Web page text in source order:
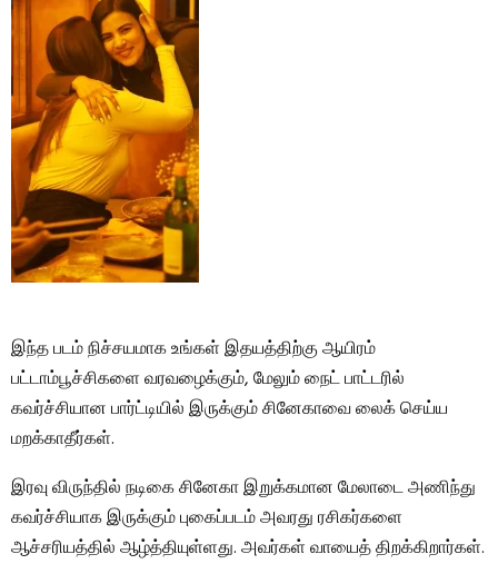
இந்த படம் நிச்சயமாக உங்கள் இதயத்திற்கு ஆயிரம்
பட்டாம்பூச்சிகளை வரவழைக்கும், மேலும் நைட் பாட்டரில்
கவர்ச்சியான பார்ட்டியில் இருக்கும் சினேகாவை லைக் செய்ய
மறக்காதீர்கள்.
இரவு விருந்தில் நடிகை சினேகா இறுக்கமான மேலாடை அணிந்து
கவர்ச்சியாக இருக்கும் புகைப்படம் அவரது ரசிகர்களை
ஆச்சரியத்தில் ஆழ்த்தியுள்ளது. அவர்கள் வாயைத் திறக்கிறார்கள்.